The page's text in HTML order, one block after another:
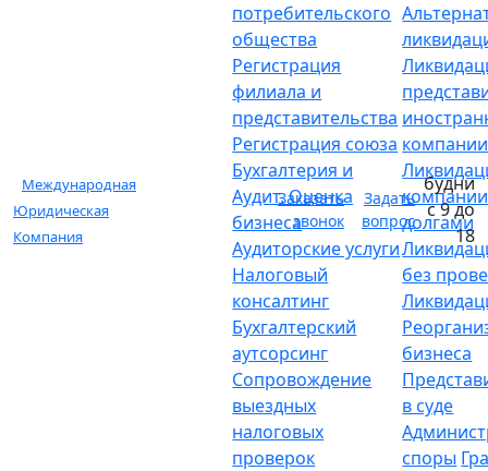
Международная
Юридическая
Компания
потребительского
общества
Регистрация
филиала и
представительства
Регистрация союза
Бухгалтерия и
Аудит. Оценка
бизнеса
Аудиторские услуги
Налоговый
консалтинг
Бухгалтерский
аутсорсинг
Сопровождение
выездных
налоговых
проверок
компании
долгами
без
бизнеса
в суде
споры
Заказать
звонок
Задать
вопрос
будни
с 9 до
18